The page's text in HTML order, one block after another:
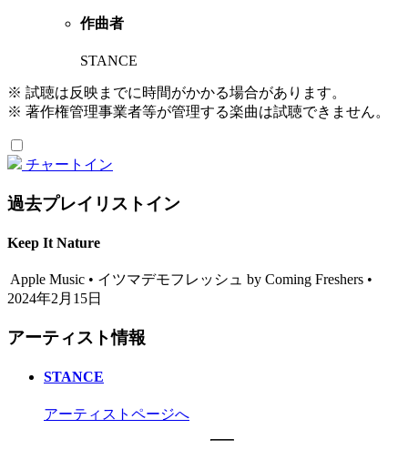
作曲者
STANCE
※ 試聴は反映までに時間がかかる場合があります。
※ 著作権管理事業者等が管理する楽曲は試聴できません。
チャートイン
過去プレイリストイン
Keep It Nature
Apple Music • イツマデモフレッシュ by Coming Freshers •
2024年2月15日
アーティスト情報
STANCE
アーティストページへ